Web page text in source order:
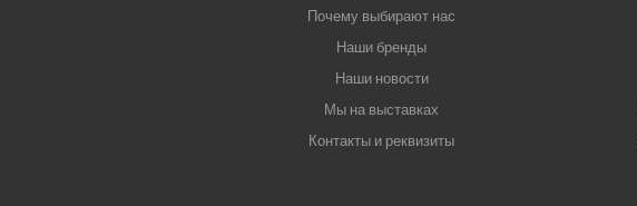
Почему выбирают нас
Наши бренды
Наши новости
Мы на выставках
Контакты и реквизиты